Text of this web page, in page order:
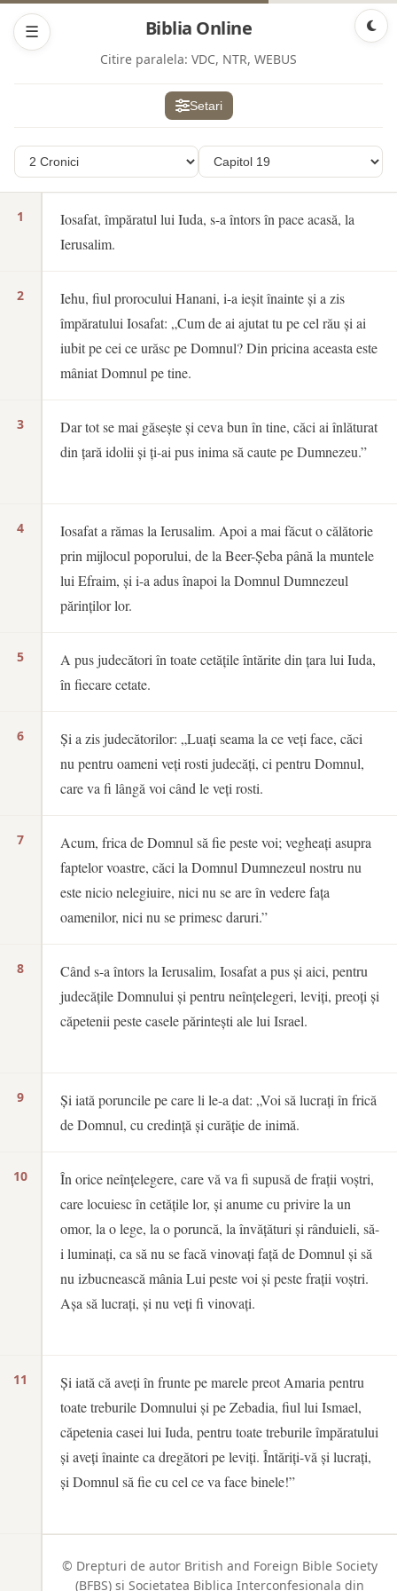
☰ Biblia Online
Citire paralela: VDC, NTR, WEBUS
Setari
1
2
3
4
5
6
7
8
9
10
11
Iosafat, împăratul lui Iuda, s-a întors în pace acasă, la
Ierusalim.
Iehu, fiul prorocului Hanani, i-a ieșit înainte și a zis
împăratului Iosafat: „Cum de ai ajutat tu pe cel rău și ai
iubit pe cei ce urăsc pe Domnul? Din pricina aceasta este
mâniat Domnul pe tine.
Dar tot se mai găsește și ceva bun în tine, căci ai înlăturat
din țară idolii și ți-ai pus inima să caute pe Dumnezeu.”
Iosafat a rămas la Ierusalim. Apoi a mai făcut o călătorie
prin mijlocul poporului, de la Beer-Șeba până la muntele
lui Efraim, și i-a adus înapoi la Domnul Dumnezeul
părinților lor.
A pus judecători în toate cetățile întărite din țara lui Iuda,
în fiecare cetate.
Și a zis judecătorilor: „Luați seama la ce veți face, căci
nu pentru oameni veți rosti judecăți, ci pentru Domnul,
care va fi lângă voi când le veți rosti.
Acum, frica de Domnul să fie peste voi; vegheați asupra
faptelor voastre, căci la Domnul Dumnezeul nostru nu
este nicio nelegiuire, nici nu se are în vedere fața
oamenilor, nici nu se primesc daruri.”
Când s-a întors la Ierusalim, Iosafat a pus și aici, pentru
judecățile Domnului și pentru neînțelegeri, leviți, preoți și
căpetenii peste casele părintești ale lui Israel.
Și iată poruncile pe care li le-a dat: „Voi să lucrați în frică
de Domnul, cu credință și curăție de inimă.
În orice neînțelegere, care vă va fi supusă de frații voștri,
care locuiesc în cetățile lor, și anume cu privire la un
omor, la o lege, la o poruncă, la învățături și rânduieli, să-
i luminați, ca să nu se facă vinovați față de Domnul și să
nu izbucnească mânia Lui peste voi și peste frații voștri.
Așa să lucrați, și nu veți fi vinovați.
Și iată că aveți în frunte pe marele preot Amaria pentru
toate treburile Domnului și pe Zebadia, fiul lui Ismael,
căpetenia casei lui Iuda, pentru toate treburile împăratului
și aveți înainte ca dregători pe leviți. Întăriți-vă și lucrați,
și Domnul să fie cu cel ce va face binele!”
© Drepturi de autor British and Foreign Bible Society
(BFBS) si Societatea Biblica Interconfesionala din